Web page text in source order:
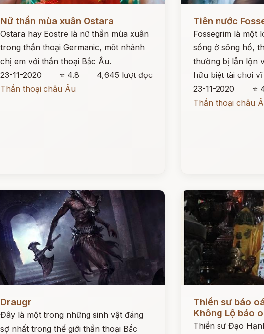
Nữ thần mùa xuân Ostara
Ostara hay Eostre là nữ thần mùa xuân
trong thần thoại Germanic, một nhánh
chị em với thần thoại Bắc Âu.
23-11-2020
⭐ 4.8
4,645 lượt đọc
Thần thoại châu Âu
Tiên nước
Fossegrim là một
sống ở sông hồ,
thường bị lẫn lộn
hữu biệt tài chơi vĩ
23-11-2020
⭐
Thần thoại châu
Draugr
Đây là một trong những sinh vật đáng
sợ nhất trong thế giới thần thoại Bắc
Đọc ngay
Thiền sư báo
Không Lộ báo
Thiền sư Đạo